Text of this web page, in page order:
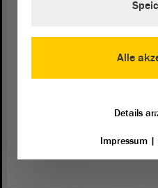
Christian Leeb vom
Alle
Details
Impressum|